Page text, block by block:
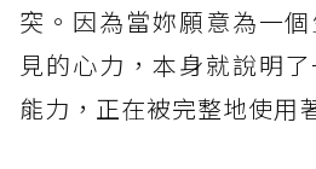
突。因為當妳願意為一
見的心力，本身就說明
能力，正在被完整地使用